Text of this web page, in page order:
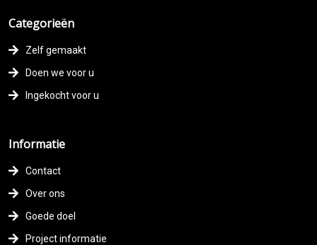
Categorieën
Zelf gemaakt
Doen we voor u
Ingekocht voor u
Informatie
Contact
Over ons
Goede doel
Project informatie